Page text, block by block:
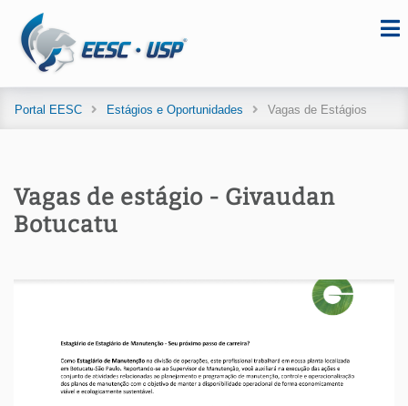
Portal EESC Estágios e Oportunidades Vagas de Estágios
Vagas de estágio - Givaudan
Botucatu